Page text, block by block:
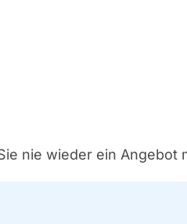
nie wie­der ein Ange­bot